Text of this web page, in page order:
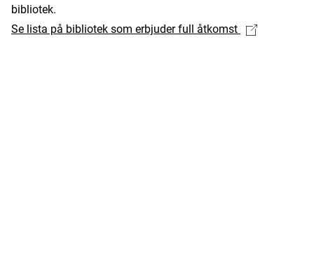
bibliotek.
Se lista på bibliotek som erbjuder full åtkomst